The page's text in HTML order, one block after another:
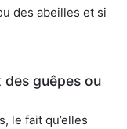
des abeilles et si
guêpes ou
le fait qu’elles